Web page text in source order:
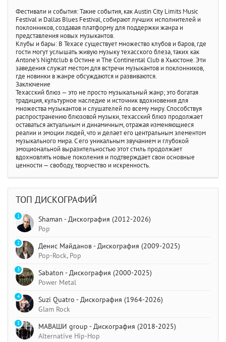
Фестивали и события: Такие события, как Austin City Limits Music
Festival и Dallas Blues Festival, собирают лучших исполнителей и
поклонников, создавая платформу для поддержки жанра и
представления новых музыкантов.
Клубы и бары: В Техасе существует множество клубов и баров, где
гости могут услышать живую музыку техасского блеза, таких как
Antone's Nightclub в Остине и The Continental Club в Хьюстоне. Эти
заведения служат местом для встречи музыкантов и поклонников,
где новинки в жанре обсуждаются и развиваются.
Заключение
Техасский блюз — это не просто музыкальный жанр; это богатая
традиция, культурное наследие и источник вдохновения для
множества музыкантов и слушателей по всему миру. Способствуя
распространению блюзовой музыки, техасский блюз продолжает
оставаться актуальным и динамичным, отражая изменяющиеся
реалии и эмоции людей, что и делает его центральным элементом
музыкального мира. С его уникальным звучанием и глубокой
эмоциональной выразительностью этот стиль продолжает
вдохновлять новые поколения и подтверждает свои основные
ценности — свободу, творчество и искренность.
ТОП ДИСКОГРАФИЙ
Shaman - Дискография (2012-2026)
Pop
1
Денис Майданов - Дискография (2009-2025)
Pop-Rock, Pop
2
Sabaton - Дискография (2000-2025)
Power Metal
3
Suzi Quatro - Дискография (1964-2026)
Glam Rock
4
МАВАШИ group - Дискография (2018-2025)
Alternative Hip-Hop
5